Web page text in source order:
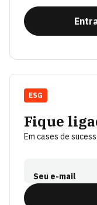
Fique
Em cases de
Seu e-mail
ESG